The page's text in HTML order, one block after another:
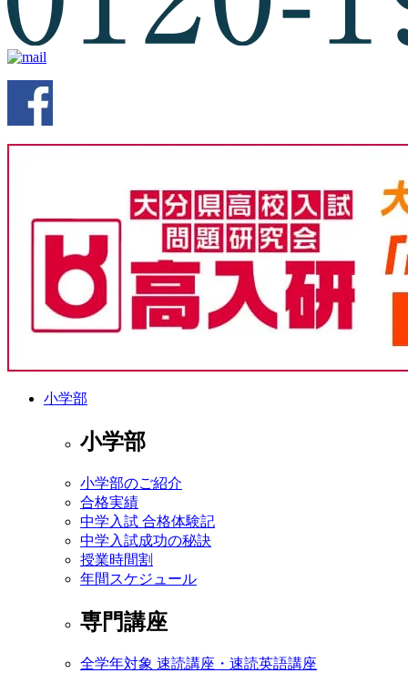
小学部
小学部
小学部のご紹介
合格実績
中学入試 合格体験記
中学入試成功の秘訣
授業時間割
年間スケジュール
専門講座
全学年対象 速読講座・速読英語講座